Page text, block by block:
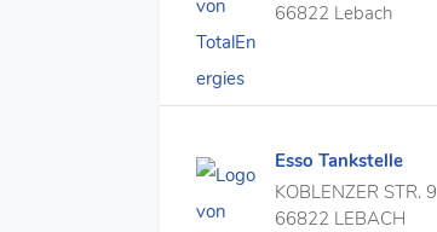
66822 Lebach
Esso Tankstelle
KOBLENZER STR. 9
66822 LEBACH